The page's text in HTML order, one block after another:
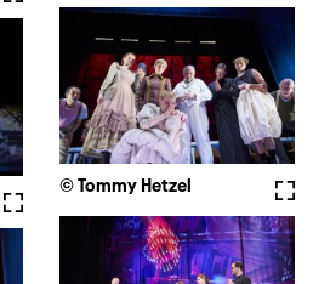
© Tommy Hetzel
Vollbild